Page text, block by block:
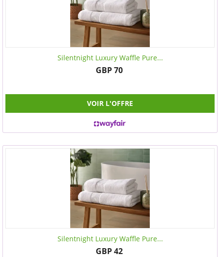
Silentnight Luxury Waffle Pure...
GBP 70
VOIR L'OFFRE
Silentnight Luxury Waffle Pure...
GBP 42